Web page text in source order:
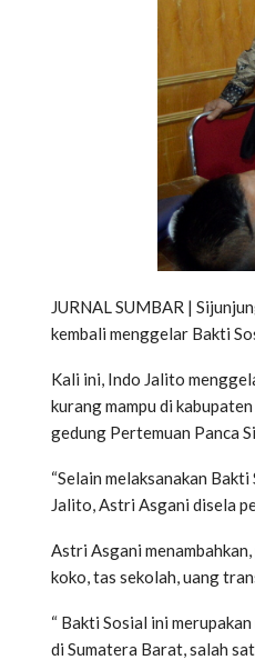
JURNAL SUMBAR |
kembali menggelar Bakti
Kali ini, Indo Jalito
kurang mampu di
gedung Pertemuan Panca
“Selain melaksanakan
Jalito, Astri Asgani disela
Astri Asgani
koko, tas sekolah, uang
“ Bakti Sosial ini
di Sumatera Barat, salah